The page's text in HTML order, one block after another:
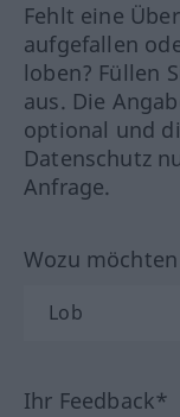
Fehlt eine
aufgefallen
loben? Füllen
aus. Die
optional und
Datenschutz
Anfrage.
Wozu
Ihr Feedback*